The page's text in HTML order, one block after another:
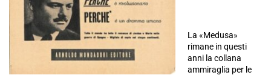
La «Medusa»
rimane in questi
anni la collana
ammiraglia per le